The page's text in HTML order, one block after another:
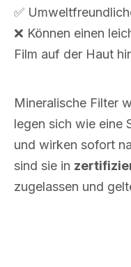
✅
❌ Können einen
Film auf der Haut
Mineralische Filter
legen sich wie eine
und wirken sofort
sind sie in
zugelassen und